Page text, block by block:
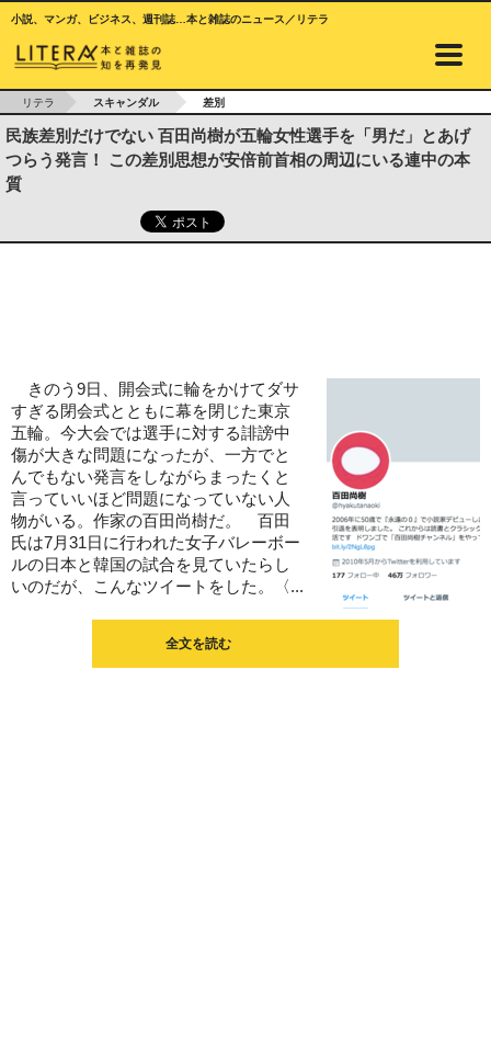
小説、マンガ、ビジネス、週刊誌…本と雑誌のニュース／リテラ
リテラ スキャンダル 差別
民族差別だけでない 百田尚樹が五輪女性選手を「男だ」とあげ
つらう発言！ この差別思想が安倍前首相の周辺にいる連中の本
質
きのう9日、開会式に輪をかけてダサ
すぎる閉会式とともに幕を閉じた東京
五輪。今大会では選手に対する誹謗中
傷が大きな問題になったが、一方でと
んでもない発言をしながらまったくと
言っていいほど問題になっていない人
物がいる。作家の百田尚樹だ。 百田
氏は7月31日に行われた女子バレーボー
ルの日本と韓国の試合を見ていたらし
いのだが、こんなツイートをした。〈...
全文を読む